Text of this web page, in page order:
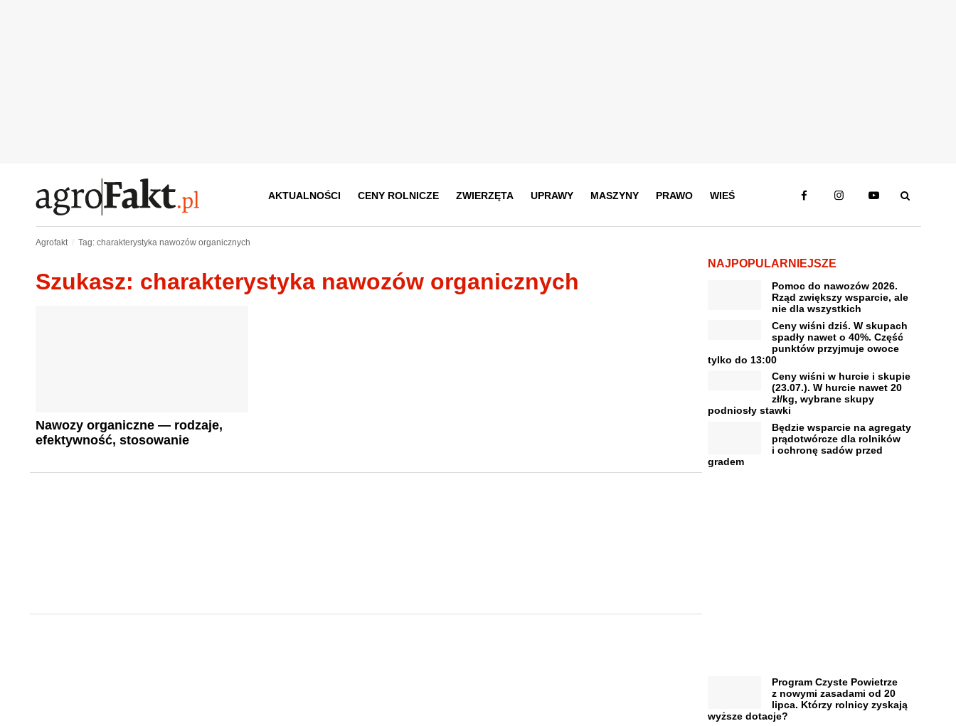
AKTUALNOŚCI CENY ROLNICZE ZWIERZĘTA UPRAWY MASZYNY PRAWO WIEŚ
Agrofakt Tag: charakterystyka nawozów organicznych
Szukasz: charakterystyka nawozów organicznych
Nawozy organiczne — rodzaje,
efektywność, stosowanie
NAJPOPULARNIEJSZE
Pomoc do nawozów 2026.
Rząd zwiększy wsparcie, ale
nie dla wszystkich
Ceny wiśni dziś. W skupach
spadły nawet o 40%. Część
punktów przyjmuje owoce
tylko do 13:00
Ceny wiśni w hurcie i skupie
(23.07.). W hurcie nawet 20
zł/kg, wybrane skupy
podniosły stawki
Będzie wsparcie na agregaty
prądotwórcze dla rolników
i ochronę sadów przed
gradem
Program Czyste Powietrze
z nowymi zasadami od 20
lipca. Którzy rolnicy zyskają
wyższe dotacje?